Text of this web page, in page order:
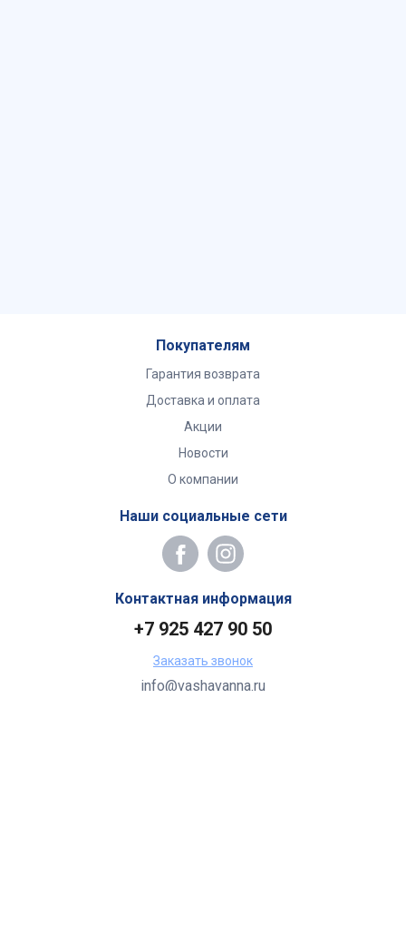
Покупателям
Гарантия возврата
Доставка и оплата
Акции
Новости
О компании
Наши социальные сети
Контактная информация
+7 925 427 90 50
Заказать звонок
info@vashavanna.ru